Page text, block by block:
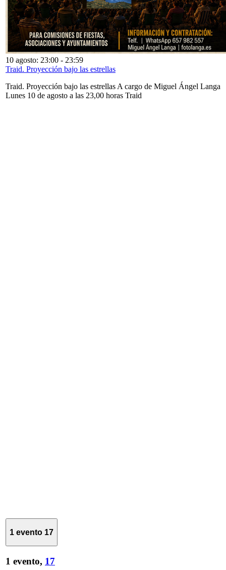
10 agosto: 23:00 - 23:59
Traid. Proyección bajo las estrellas
Traid. Proyección bajo las estrellas A cargo de Miguel Ángel Langa
Lunes 10 de agosto a las 23,00 horas Traid
1 evento 17
1 evento, 17